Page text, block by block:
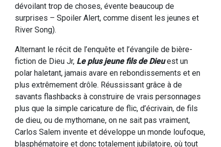
dévoilant trop de choses, évente beaucoup de
surprises – Spoiler Alert, comme disent les jeunes et
River Song).
Alternant le récit de l’enquête et l’évangile de bière-
fiction de Dieu Jr, Le plus jeune fils de Dieuest un
polar haletant, jamais avare en rebondissements et en
plus extrêmement drôle. Réussissant grâce à de
savants flashbacks à construire de vrais personnages
plus que la simple caricature de flic, d’écrivain, de fils
de dieu, ou de mythomane, on ne sait pas vraiment,
Carlos Salem invente et développe un monde loufoque,
blasphématoire et donc totalement jubilatoire, où tout